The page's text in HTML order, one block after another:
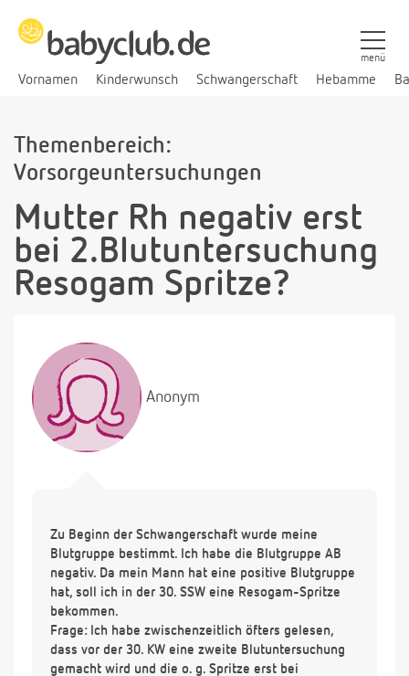
Vornamen Kinderwunsch Schwangerschaft Hebamme
menü
Themenbereich:
Vorsorgeuntersuchungen
Mutter Rh negativ erst
bei 2.Blutuntersuchung
Resogam Spritze?
Anonym
Zu Beginn der Schwangerschaft wurde meine
Blutgruppe bestimmt. Ich habe die Blutgruppe AB
negativ. Da mein Mann hat eine positive Blutgruppe
hat, soll ich in der 30. SSW eine Resogam-Spritze
bekommen.
Frage: Ich habe zwischenzeitlich öfters gelesen,
dass vor der 30. KW eine zweite Blutuntersuchung
gemacht wird und die o. g. Spritze erst bei